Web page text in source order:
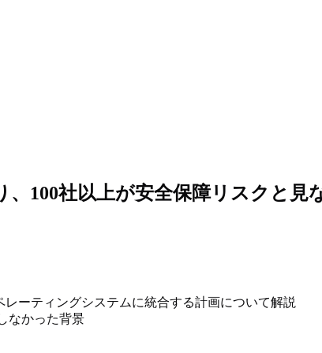
、100社以上が安全保障リスクと見
レーティングシステムに統合する計画について解説
なかった背景